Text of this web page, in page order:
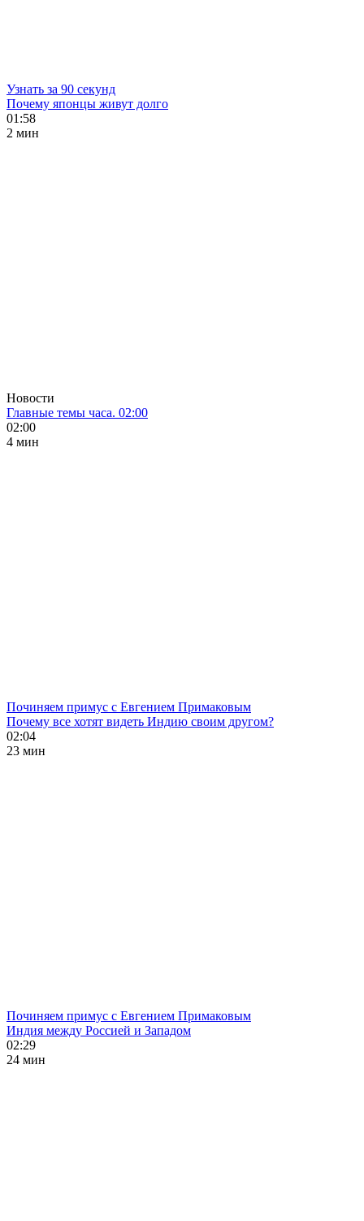
Узнать за 90 секунд
Почему японцы живут долго
01:58
2 мин
Новости
Главные темы часа. 02:00
02:00
4 мин
Починяем примус с Евгением Примаковым
Почему все хотят видеть Индию своим другом?
02:04
23 мин
Починяем примус с Евгением Примаковым
Индия между Россией и Западом
02:29
24 мин